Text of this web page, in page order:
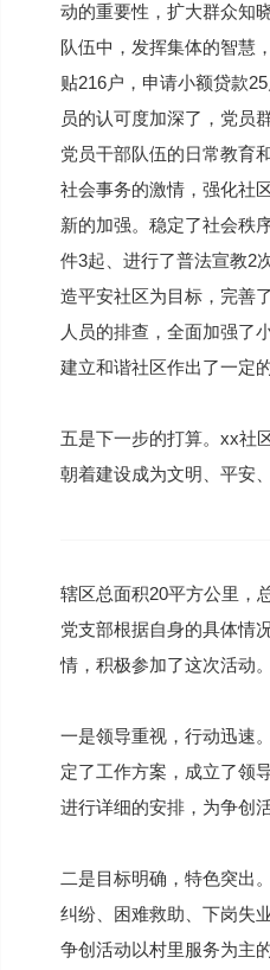
动的重要性，扩大群众知
队伍中，发挥集体的智慧
贴216户，申请小额贷款
员的认可度加深了，党员
党员干部队伍的日常教育
社会事务的激情，强化社
新的加强。稳定了社会秩
件3起、进行了普法宣教2
造平安社区为目标，完善
人员的排查，全面加强了
建立和谐社区作出了一定
五是下一步的打算。xx社
朝着建设成为文明、平安
辖区总面积20平方公里，
党支部根据自身的具体情
情，积极参加了这次活动。
一是领导重视，行动迅速
定了工作方案，成立了领
进行详细的安排，为争创
二是目标明确，特色突出
纠纷、困难救助、下岗失
争创活动以村里服务为主